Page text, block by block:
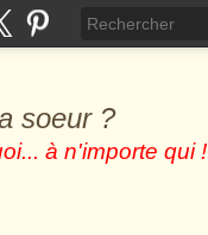
soeur ?
à n'importe qui !